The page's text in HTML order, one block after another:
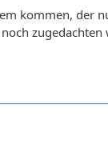
kommen, der